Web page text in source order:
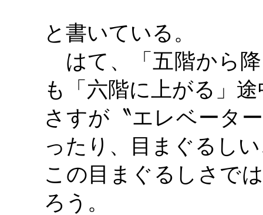
と書いている。
はて、「五階から
も「六階に上がる」
さすが〝エレベータ
ったり、目まぐるし
この目まぐるしさで
ろう。